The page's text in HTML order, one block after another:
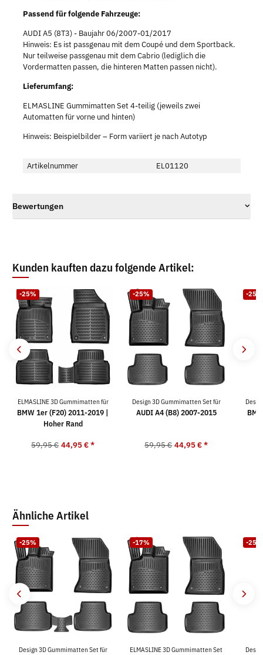
Passend für folgende Fahrzeuge:
AUDI A5 (8T3) - Baujahr 06/2007-01/2017
Hinweis: Es ist passgenau mit dem Coupé und dem Sportback.
Nur teilweise passgenau mit dem Cabrio (lediglich die
Vordermatten passen, die hinteren Matten passen nicht).
Lieferumfang:
ELMASLINE Gummimatten Set 4-teilig (jeweils zwei
Automatten für vorne und hinten)
Hinweis: Beispielbilder – Form variiert je nach Autotyp
Artikelnummer EL01120
Bewertungen
Kunden kauften dazu folgende Artikel:
-25%
ELMASLINE 3D Gummimatten für
BMW 1er (F20) 2011-2019 |
Hoher Rand
59,95 € 44,95 €*
-25%
Design 3D Gummimatten Set für
AUDI A4 (B8) 2007-2015
59,95 € 44,95 €*
-25%
Ähnliche Artikel
-25%
Design 3D Gummimatten Set für
-17%
ELMASLINE 3D Gummimatten Set
-25%